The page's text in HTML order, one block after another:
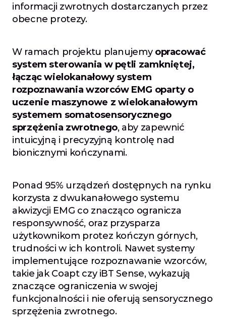
informacji zwrotnych dostarczanych przez
obecne protezy.
W ramach projektu planujemy opracować
system sterowania w pętli zamkniętej,
łącząc wielokanałowy system
rozpoznawania wzorców EMG oparty o
uczenie maszynowe z wielokanałowym
systemem somatosensorycznego
sprzężenia zwrotnego, aby zapewnić
intuicyjną i precyzyjną kontrolę nad
bionicznymi kończynami.
Ponad 95% urządzeń dostępnych na rynku
korzysta z dwukanałowego systemu
akwizycji EMG co znacząco ogranicza
responsywność, oraz przysparza
użytkownikom protez kończyn górnych,
trudności w ich kontroli. Nawet systemy
implementujące rozpoznawanie wzorców,
takie jak Coapt czy iBT Sense, wykazują
znaczące ograniczenia w swojej
funkcjonalności i nie oferują sensorycznego
sprzężenia zwrotnego.